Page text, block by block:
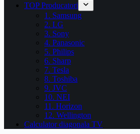
TOP Producatori
1. Samsung
2. LG
3. Sony
4. Panasonic
5. Philips
6. Sharp
7. Tesla
8. Toshiba
9. JVC
10. NEI
11. Horizon
12. Wellington
Calculator diagonala TV